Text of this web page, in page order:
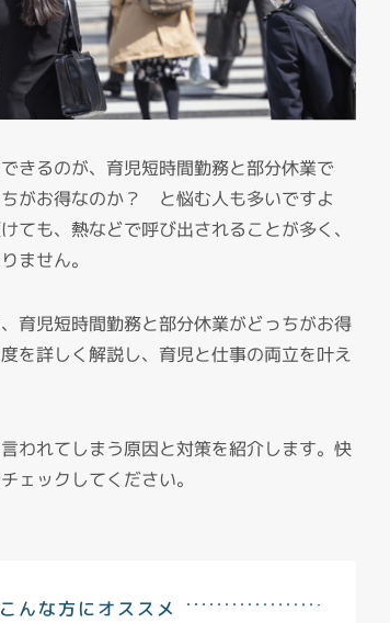
きるのが、育児短時間勤務と部分休業で
がお得なのか？ と悩む人も多いですよ
ても、熱などで呼び出されることが多く、
ません。
育児短時間勤務と部分休業がどっちがお得
を詳しく解説し、育児と仕事の両立を叶え
われてしまう原因と対策を紹介します。快
ェックしてください。
んな方にオススメ